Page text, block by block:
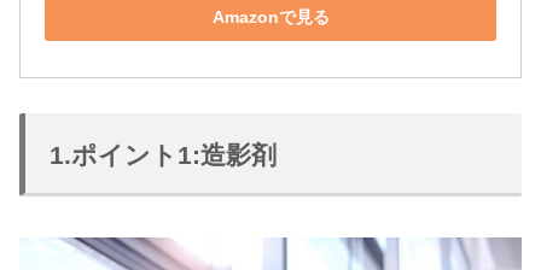
Amazonで見る
1.ポイント1:造影剤